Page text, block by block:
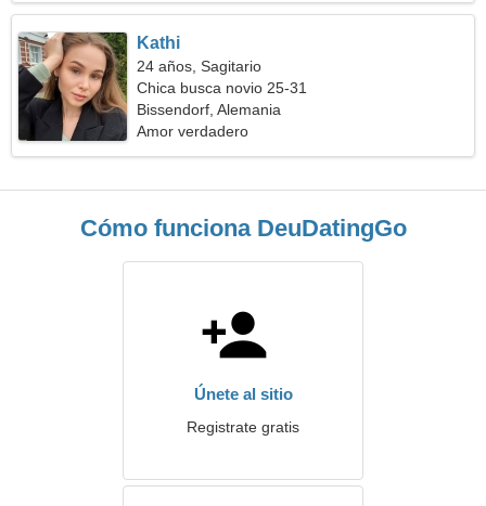
Kathi
24 años, Sagitario
Chica busca novio 25-31
Bissendorf, Alemania
Amor verdadero
Cómo funciona DeuDatingGo
Únete al sitio
Registrate gratis